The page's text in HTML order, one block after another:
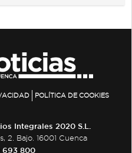
POLÍTICA DE COOKIES
Integrales 2020 S.L.
2. Bajo. 16001 Cuenca
693 800